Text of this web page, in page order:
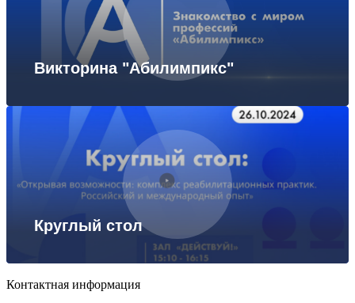
Викторина "Абилимпикс"
Круглый стол
Контактная информация